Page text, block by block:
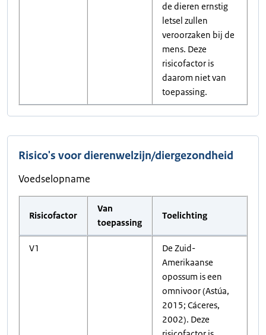
de dieren ernstig
letsel zullen
veroorzaken bij de
mens. Deze
risicofactor is
daarom niet van
toepassing.
Risico's voor dierenwelzijn/diergezondheid
Voedselopname
Risicofactor
Van
toepassing
Toelichting
V1
De Zuid-
Amerikaanse
opossum is een
omnivoor (Astúa,
2015; Cáceres,
2002). Deze